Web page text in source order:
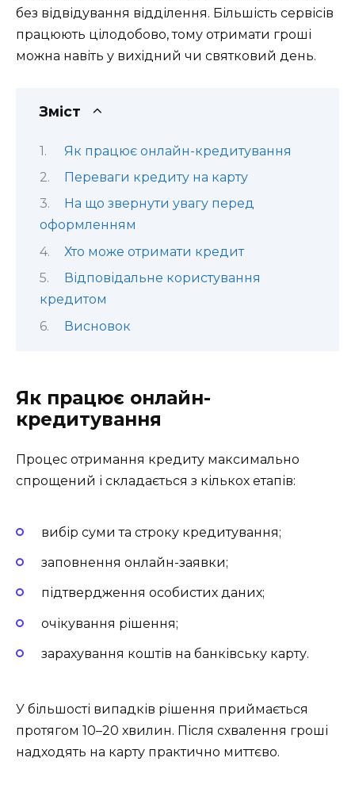
без відвідування відділення. Більшість сервісів
працюють цілодобово, тому отримати гроші
можна навіть у вихідний чи святковий день.
Зміст
Як працює онлайн-кредитування
Переваги кредиту на карту
На що звернути увагу перед
оформленням
Хто може отримати кредит
Відповідальне користування
кредитом
Висновок
Як працює онлайн-
кредитування
Процес отримання кредиту максимально
спрощений і складається з кількох етапів:
вибір суми та строку кредитування;
заповнення онлайн-заявки;
підтвердження особистих даних;
очікування рішення;
зарахування коштів на банківську карту.
У більшості випадків рішення приймається
протягом 10–20 хвилин. Після схвалення гроші
надходять на карту практично миттєво.